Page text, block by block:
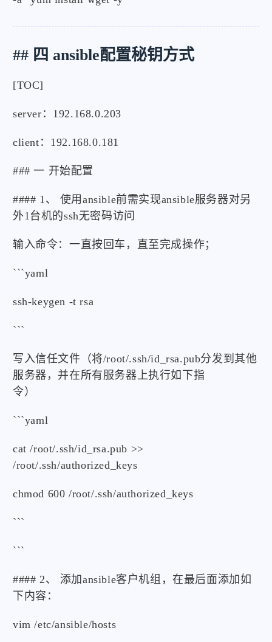
微信
## 四 ansible配置秘钥方式
[TOC]
server：192.168.0.203
client：192.168.0.181
### 一 开始配置
#### 1、 使用ansible前需实现ansible服务器对另
外1台机的ssh无密码访问
输入命令：一直按回车，直至完成操作；
```yaml
ssh-keygen -t rsa
```
写入信任文件（将/root/.ssh/id_rsa.pub分发到其他
服务器，并在所有服务器上执行如下指
令）
```yaml
cat /root/.ssh/id_rsa.pub >>
/root/.ssh/authorized_keys
chmod 600 /root/.ssh/authorized_keys
```
```
#### 2、 添加ansible客户机组，在最后面添加如
下内容：
vim /etc/ansible/hosts